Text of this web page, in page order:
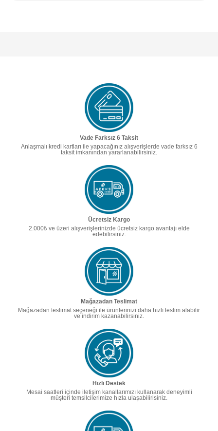
Vade Farksız 6 Taksit
Anlaşmalı kredi kartları ile yapacağınız alışverişlerde vade farksız 6
taksit imkanından yararlanabilirsiniz.
Ücretsiz Kargo
2.000₺ ve üzeri alışverişlerinizde ücretsiz kargo avantajı elde
edebilirsiniz.
Mağazadan Teslimat
Mağazadan teslimat seçeneği ile ürünlerinizi daha hızlı teslim alabilir
ve indirim kazanabilirsiniz.
Hızlı Destek
Mesai saatleri içinde iletişim kanallarımızı kullanarak deneyimli
müşteri temsilcilerimize hızla ulaşabilirisiniz.